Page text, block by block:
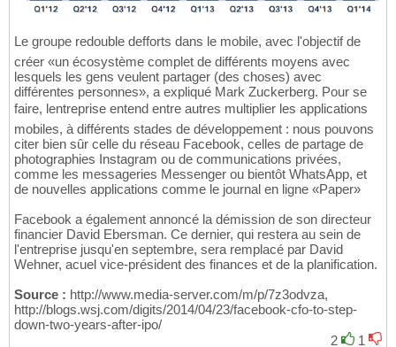
Le groupe redouble defforts dans le mobile, avec l'objectif de
créer «un écosystème complet de différents moyens avec
lesquels les gens veulent partager (des choses) avec
différentes personnes», a expliqué Mark Zuckerberg. Pour se
faire, lentreprise entend entre autres multiplier les applications
mobiles, à différents stades de développement : nous pouvons
citer bien sûr celle du réseau Facebook, celles de partage de
photographies Instagram ou de communications privées,
comme les messageries Messenger ou bientôt WhatsApp, et
de nouvelles applications comme le journal en ligne «Paper»
Facebook a également annoncé la démission de son directeur
financier David Ebersman. Ce dernier, qui restera au sein de
l'entreprise jusqu'en septembre, sera remplacé par David
Wehner, acuel vice-président des finances et de la planification.
Source : http://www.media-server.com/m/p/7z3odvza,
http://blogs.wsj.com/digits/2014/04/23/facebook-cfo-to-step-
down-two-years-after-ipo/
2
1